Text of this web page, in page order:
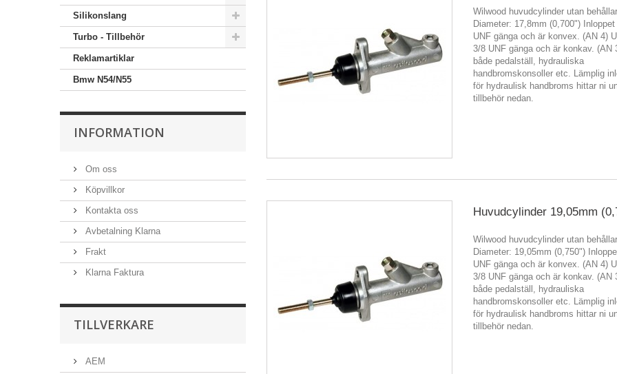
Silikonslang
Turbo - Tillbehör
Reklamartiklar
Bmw N54/N55
INFORMATION
Om oss
Köpvillkor
Kontakta oss
Avbetalning Klarna
Frakt
Klarna Faktura
TILLVERKARE
AEM
Wilwood huvudcylinder utan
Diameter: 17,8mm (0,700")
UNF gänga och är konvex. (AN 4)
3/8 UNF gänga och är konkav. (AN
både pedalställ, hydrauliska
handbromskonsoller etc. Lämplig
för hydraulisk handbroms hittar ni
tillbehör nedan.
Huvudcylinder 19,05mm
Wilwood huvudcylinder utan
Diameter: 19,05mm (0,750")
UNF gänga och är konvex. (AN 4)
3/8 UNF gänga och är konkav. (AN
både pedalställ, hydrauliska
handbromskonsoller etc. Lämplig
för hydraulisk handbroms hittar ni
tillbehör nedan.